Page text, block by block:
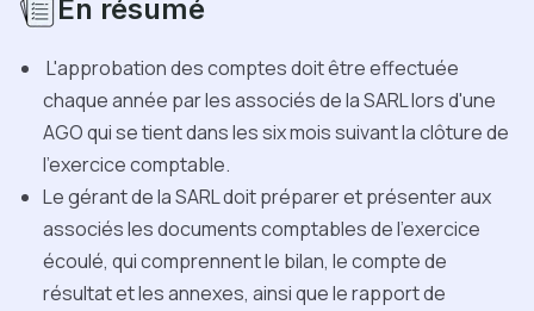
En résumé
L'approbation des comptes doit être effectuée
chaque année par les associés de la SARL lors d'une
AGO qui se tient dans les six mois suivant la clôture de
l'exercice comptable.
Le gérant de la SARL doit préparer et présenter aux
associés les documents comptables de l'exercice
écoulé, qui comprennent le bilan, le compte de
résultat et les annexes, ainsi que le rapport de